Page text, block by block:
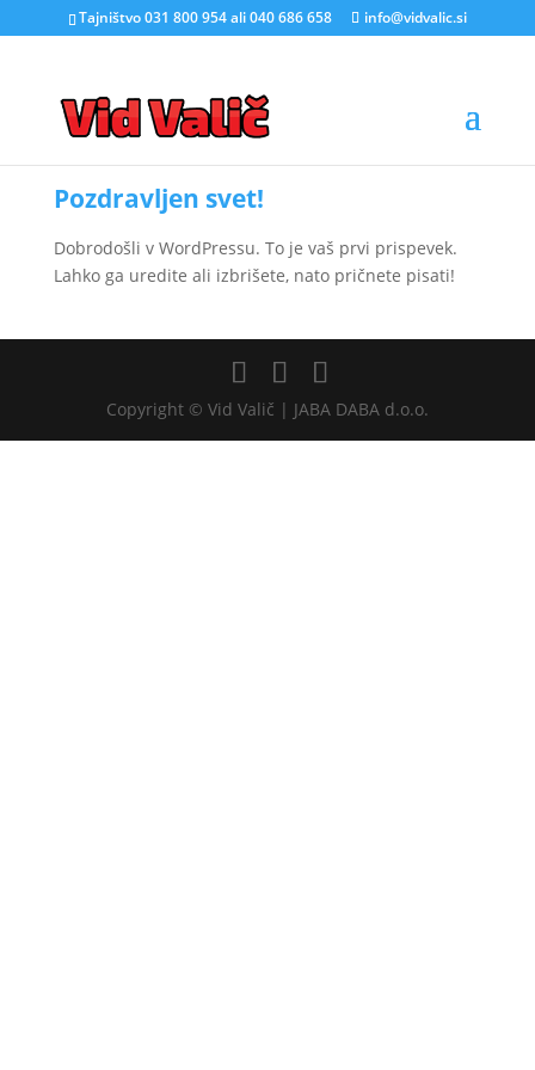
Tajništvo 031 800 954 ali 040 686 658 info@vidvalic.si
Pozdravljen svet!
Dobrodošli v WordPressu. To je vaš prvi prispevek.
Lahko ga uredite ali izbrišete, nato pričnete pisati!
Copyright © Vid Valič | JABA DABA d.o.o.